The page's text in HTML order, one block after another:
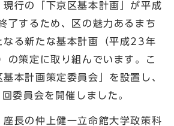
行の「下京区基本計画」が平成
了するため、区の魅力あるまち
なる新たな基本計画（平成23年
の策定に取り組んでいます。こ
本計画策定委員会」を設置し、
委員会を開催しました。
長の仲上健一立命館大学政策科